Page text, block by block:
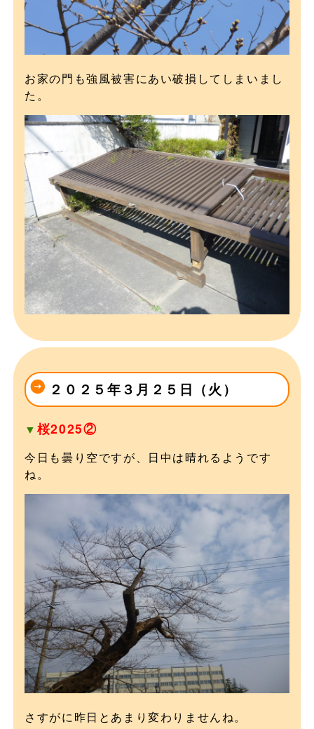
お家の門も強風被害にあい破損してしまいまし
た。
２０２５年３月２５日（火）
▼ 桜2025②
今日も曇り空ですが、日中は晴れるようです
ね。
さすがに昨日とあまり変わりませんね。